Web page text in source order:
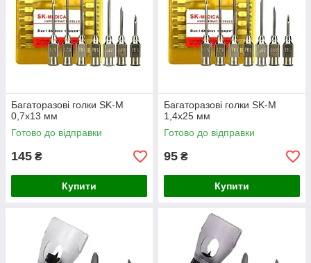
Багаторазові голки SK-M
0,7х13 мм
Готово до відправки
145 ₴
Купити
Багаторазові голки SK-M
1,4х25 мм
Готово до відправки
95 ₴
Купити